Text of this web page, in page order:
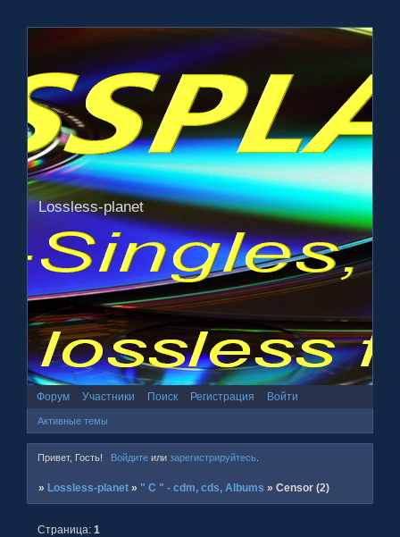
Lossless-planet
Форум Участники Поиск Регистрация Войти
Активные темы
Привет, Гость! Войдитеили зарегистрируйтесь.
» Lossless-planet » " C " - cdm, cds, Albums »Censor (2)
Страница:1